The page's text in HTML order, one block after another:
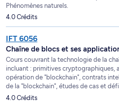
Phénomènes naturels.
4.0 Crédits
IFT 6056
Chaîne de blocs et ses
Cours couvrant la technologie de la
incluant : primitives cryptographiques,
opération de "blockchain", contrats
de la "blockchain", études de cas et
4.0 Crédits